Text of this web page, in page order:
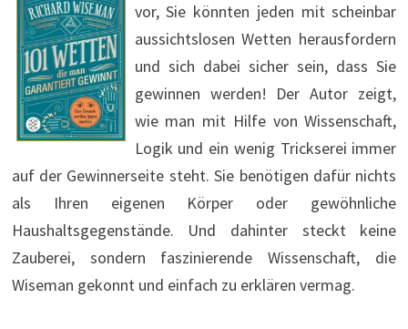
vor, Sie könnten jeden mit scheinbar
aussichtslosen Wetten herausfordern
und sich dabei sicher sein, dass Sie
gewinnen werden! Der Autor zeigt,
wie man mit Hilfe von Wissenschaft,
Logik und ein wenig Trickserei immer
auf der Gewinnerseite steht. Sie benötigen dafür nichts
als Ihren eigenen Körper oder gewöhnliche
Haushaltsgegenstände. Und dahinter steckt keine
Zauberei, sondern faszinierende Wissenschaft, die
Wiseman gekonnt und einfach zu erklären vermag.